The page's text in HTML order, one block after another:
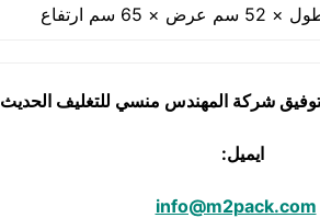
بالتوفيق شركة المهندس منسي للتغليف الحديث
ايميل:
info@m2pack.com